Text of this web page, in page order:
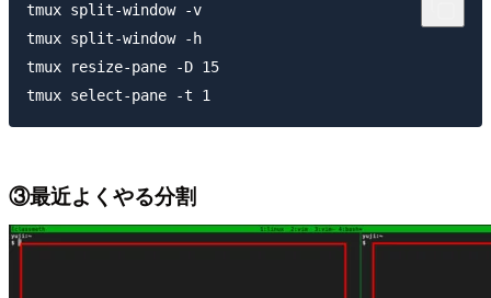
tmux split-window -v
tmux split-window -h
tmux resize-pane -D 15
③最近よくやる分割